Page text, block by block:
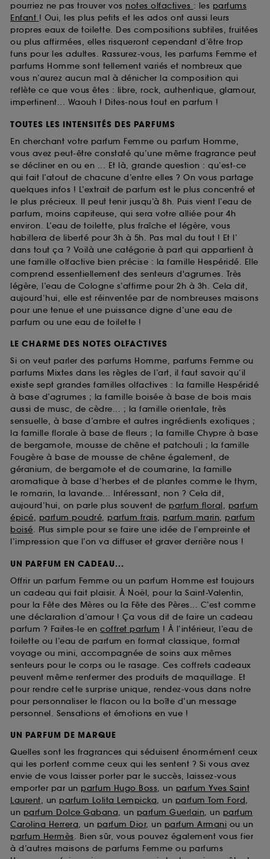
pourriez ne pas trouver vos notes olfactives : les parfums
Enfant ! Oui, les plus petits et les ados ont aussi leurs
propres eaux de toilette. Des compositions subtiles, fruitées
ou plus affirmées, elles risqueront cependant d’être trop
funs pour les adultes. Rassurez-vous, les parfums Femme et
parfums Homme sont tellement variés et nombreux que
vous n’aurez aucun mal à dénicher la composition qui
reflète ce que vous êtes : libre, rock, authentique, glamour,
impertinent... Waouh ! Dites-nous tout en parfum !
TOUTES LES INTENSITÉS DES PARFUMS
En cherchant votre parfum Femme ou parfum Homme,
vous avez peut-être constaté qu’une même fragrance peut
se décliner en ou en ... Et là, grande question : qu’est-ce
qui fait l’atout de chacune d’entre elles ? On vous partage
quelques infos ! L’extrait de parfum est le plus concentré et
le plus précieux. Il peut tenir jusqu’à 8h. Puis vient l’eau de
parfum, moins capiteuse, qui sera votre alliée pour 4h
environ. L’eau de toilette, plus fraîche et légère, vous
habillera de liberté pour 3h à 5h. Pas mal du tout ! Et l’
dans tout ça ? Voilà une catégorie à part qui appartient à
une famille olfactive bien précise : la famille Hespéridé. Elle
comprend essentiellement des senteurs d'agrumes. Très
légère, l’eau de Cologne s’affirme pour 2h à 3h. Cela dit,
aujourd’hui, elle est réinventée par de nombreuses maisons
pour une tenue et une puissance digne d’une eau de
parfum ou une eau de toilette !
LE CHARME DES NOTES OLFACTIVES
Si on veut parler des parfums Homme, parfums Femme ou
parfums Mixtes dans les règles de l’art, il faut savoir qu’il
existe sept grandes familles olfactives : la famille Hespéridé
à base d’agrumes ; la famille boisée à base de bois mais
aussi de musc, de cèdre... ; la famille orientale, très
sensuelle, à base d’ambre et autres ingrédients exotiques ;
la famille florale à base de fleurs ; la famille Chypre à base
de bergamote, mousse de chêne et patchouli ; la famille
Fougère à base de mousse de chêne également, de
géranium, de bergamote et de coumarine, la famille
aromatique à base d’herbes et de plantes comme le thym,
le romarin, la lavande... Intéressant, non ? Cela dit,
aujourd’hui, on parle plus souvent de parfum floral, parfum
épicé, parfum poudré, parfum frais, parfum marin, parfum
boisé. Plus simple pour se faire une idée de l’empreinte et
l’impression que l’on va diffuser et graver derrière nous !
UN PARFUM EN CADEAU...
Offrir un parfum Femme ou un parfum Homme est toujours
un cadeau qui fait plaisir. À Noël, pour la Saint-Valentin,
pour la Fête des Mères ou la Fête des Pères... C’est comme
une déclaration d’amour ! Ça vous dit de faire un cadeau
parfum ? Faites-le en coffret parfum ! À l’intérieur, l’eau de
toilette ou l’eau de parfum en format classique, format
voyage ou mini, accompagnée de soins aux mêmes
senteurs pour le corps ou le rasage. Ces coffrets cadeaux
peuvent même renfermer des produits de maquillage. Et
pour rendre cette surprise unique, rendez-vous dans notre
pour personnaliser le flacon ou la boîte d’un message
personnel. Sensations et émotions en vue !
UN PARFUM DE MARQUE
Quelles sont les fragrances qui séduisent énormément ceux
qui les portent comme ceux qui les sentent ? Si vous avez
envie de vous laisser porter par le succès, laissez-vous
emporter par un parfum Hugo Boss, un parfum Yves Saint
Laurent, un parfum Lolita Lempicka, un parfum Tom Ford,
un parfum Dolce Gabana, un parfum Guerlain, un parfum
Carolina Herrera, un parfum Dior, un parfum Armani ou un
parfum Hermès. Bien sûr, vous pouvez également vous fier
à d’autres maisons de parfums Femme ou parfums